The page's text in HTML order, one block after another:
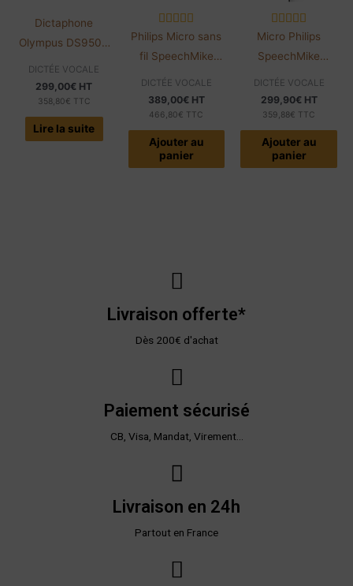
Dictaphone
Olympus DS9500
Premium | WiFi |
Avec logiciel
DICTÉE VOCALE
299,00€ HT
358,80€ TTC
Lire la suite
Philips Micro sans
fil SpeechMike
Premium
SMP4000 Air
DICTÉE VOCALE
389,00€ HT
466,80€ TTC
Ajouter au
panier
Micro Philips
SpeechMike
Premium
SMP3700 | Pavé
tactile
DICTÉE VOCALE
299,90€ HT
359,88€ TTC
Ajouter au
panier
Livraison offerte*
Dès 200€ d'achat
Paiement sécurisé
CB, Visa, Mandat, Virement...
Livraison en 24h
Partout en France